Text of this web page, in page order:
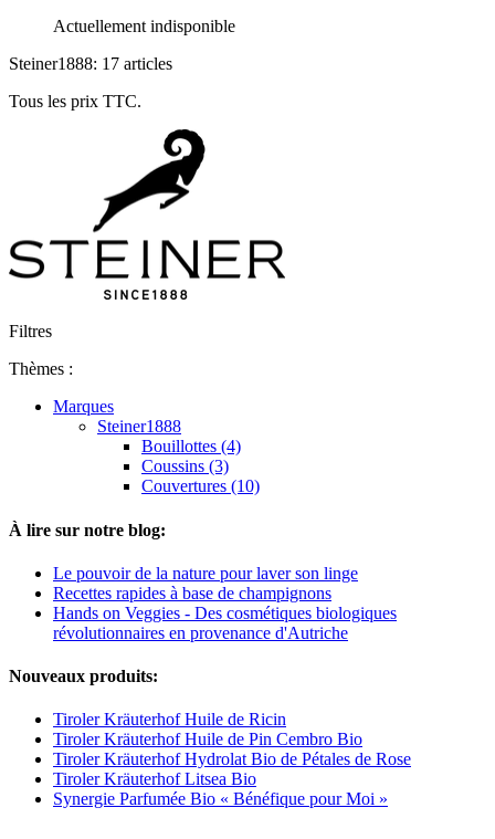
Actuellement indisponible
Steiner1888: 17 articles
Tous les prix TTC.
Filtres
Thèmes :
Marques
Steiner1888
Bouillottes (4)
Coussins (3)
Couvertures (10)
À lire sur notre blog:
Le pouvoir de la nature pour laver son linge
Recettes rapides à base de champignons
Hands on Veggies - Des cosmétiques biologiques
révolutionnaires en provenance d'Autriche
Nouveaux produits:
Tiroler Kräuterhof Huile de Ricin
Tiroler Kräuterhof Huile de Pin Cembro Bio
Tiroler Kräuterhof Hydrolat Bio de Pétales de Rose
Tiroler Kräuterhof Litsea Bio
Synergie Parfumée Bio « Bénéfique pour Moi »